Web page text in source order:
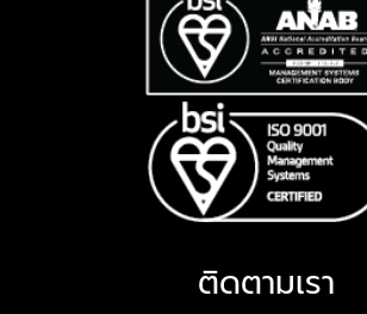
ติดตามเรา